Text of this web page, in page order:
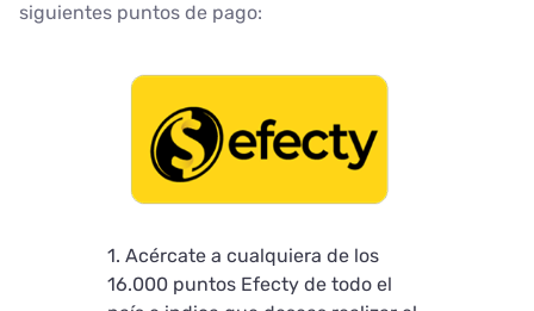
siguientes puntos de pago:
1. Acércate a cualquiera de los
16.000 puntos Efecty de todo el